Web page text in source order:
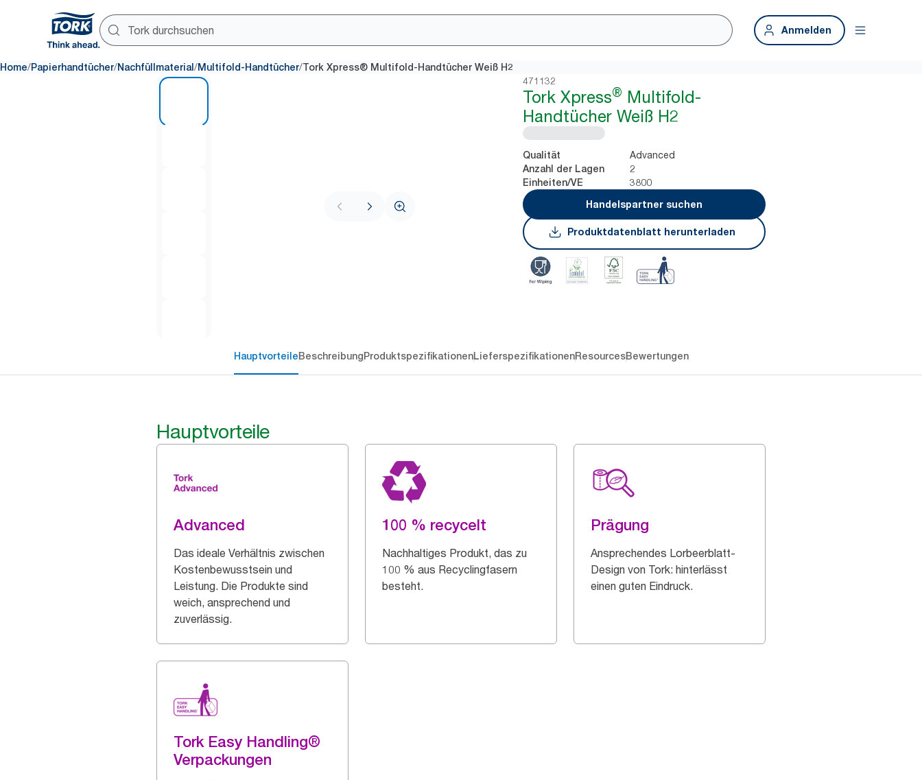
Anmelden
Home/Papierhandtücher/Nachfüllmaterial/Multifold-Handtücher/Tork Xpress® Multifold-Handtücher Weiß H2
471132
Tork Xpress® Multifold-
Handtücher Weiß H2
Qualität Advanced
Anzahl der Lagen 2
Einheiten/VE
3800
Handelspartner suchen
Produktdatenblatt herunterladen
HauptvorteileBeschreibungProduktspezifikationenLieferspezifikationenResourcesBewertungen
Hauptvorteile
Advanced
Das ideale Verhältnis zwischen
Kostenbewusstsein und
Leistung. Die Produkte sind
weich, ansprechend und
zuverlässig.
100 % recycelt
Nachhaltiges Produkt, das zu
100 % aus Recyclingfasern
besteht.
Prägung
Ansprechendes Lorbeerblatt-
Design von Tork: hinterlässt
einen guten Eindruck.
Tork Easy Handling®
Verpackungen